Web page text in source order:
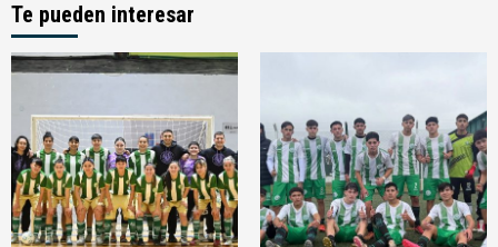
Te pueden interesar